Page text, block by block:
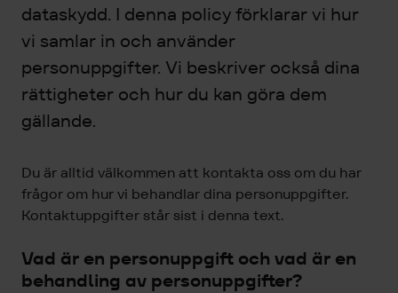
dataskydd. I denna policy förklarar vi hur
vi samlar in och använder
personuppgifter. Vi beskriver också dina
rättigheter och hur du kan göra dem
gällande.
Du är alltid välkommen att kontakta oss om du har
frågor om hur vi behandlar dina personuppgifter.
Kontaktuppgifter står sist i denna text.
Vad är en personuppgift och vad är en
behandling av personuppgifter?